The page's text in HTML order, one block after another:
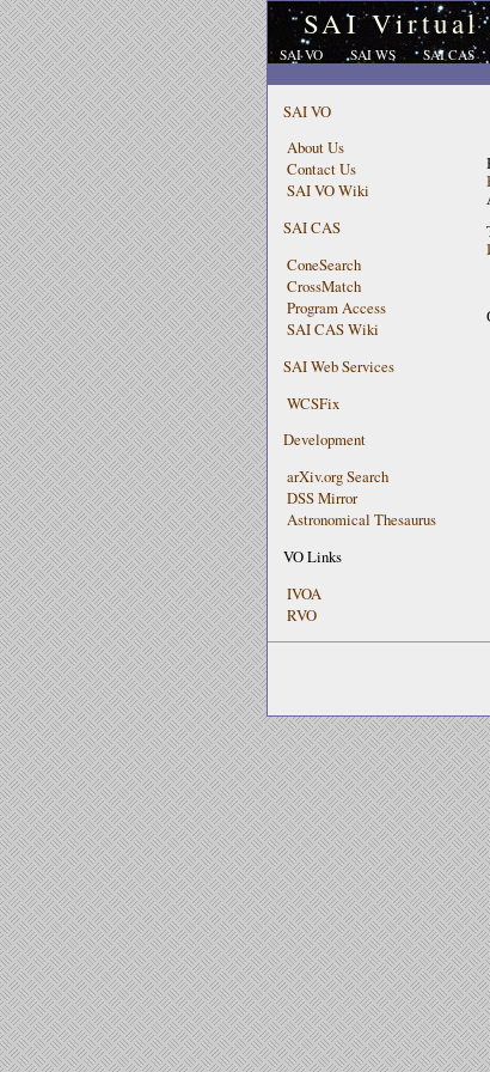
SAI Virtual
SAI VO SAI WS SAI CAS
SAI VO
About Us
Contact Us
SAI VO Wiki
SAI CAS
ConeSearch
CrossMatch
Program Access
SAI CAS Wiki
SAI Web Services
WCSFix
Development
arXiv.org Search
DSS Mirror
Astronomical Thesaurus
VO Links
IVOA
RVO